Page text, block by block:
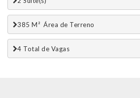
385 M²  Área de Terreno
4 Total de Vagas